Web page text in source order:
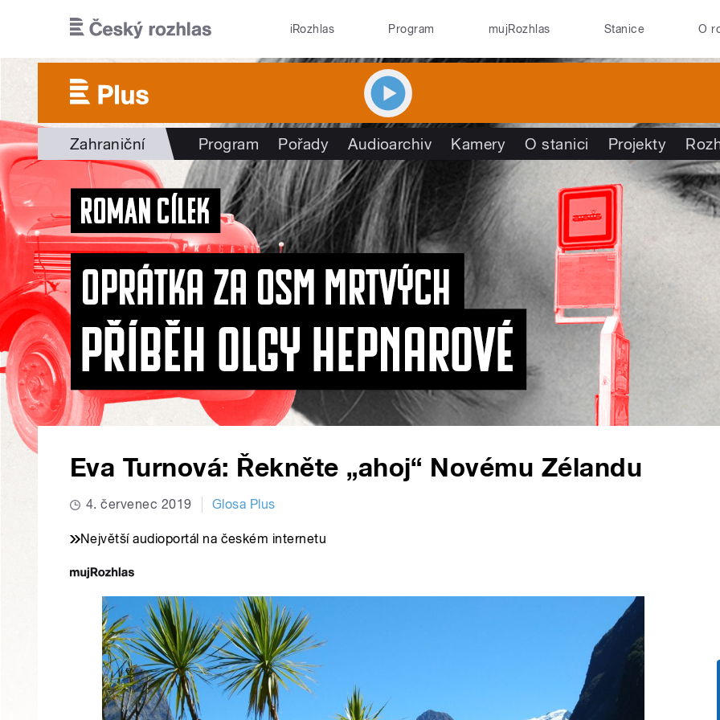
iRozhlas Program mujRozhlas Stanice O
Zahraniční Program Pořady Audioarchiv Kamery O stanici Projekty
Eva Turnová: Řekněte „ahoj“ Novému Zélandu
4. červenec 2019 Glosa Plus
Největší audioportál na českém internetu